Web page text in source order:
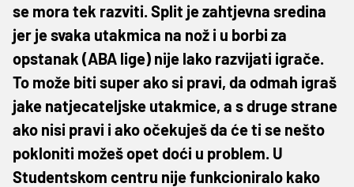
se mora tek razviti. Split je zahtjevna sredina
jer je svaka utakmica na nož i u borbi za
opstanak (ABA lige) nije lako razvijati igrače.
To može biti super ako si pravi, da odmah igraš
jake natjecateljske utakmice, a s druge strane
ako nisi pravi i ako očekuješ da će ti se nešto
pokloniti možeš opet doći u problem. U
Studentskom centru nije funkcioniralo kako